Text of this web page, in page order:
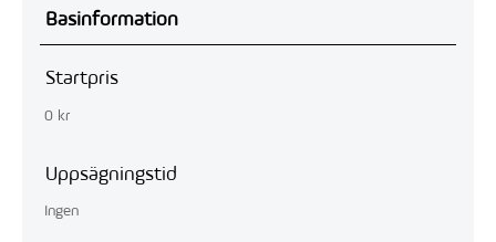
Basinformation
Startpris
0 kr
Uppsägningstid
Ingen